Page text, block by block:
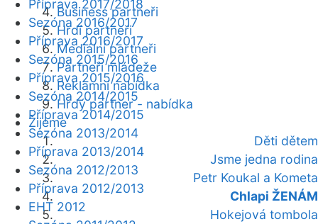
Business partneři
Hrdí partneři
Mediální partneři
Partneři mládeže
Reklamní nabídka
Hrdý partner - nabídka
Žijeme
Děti dětem
Jsme jedna rodina
Petr Koukal a Kometa
Chlapi ŽENÁM
Hokejová tombola
Příprava 2017/2018
Sezóna 2016/2017
Příprava 2016/2017
Sezóna 2015/2016
Příprava 2015/2016
Sezóna 2014/2015
Příprava 2014/2015
Sezóna 2013/2014
Příprava 2013/2014
Sezóna 2012/2013
Příprava 2012/2013
EHT 2012